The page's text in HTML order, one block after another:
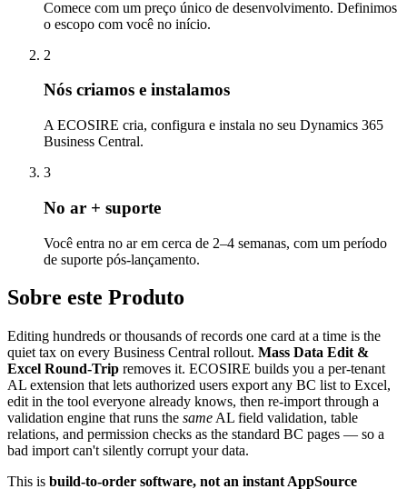
Comece com um preço único de desenvolvimento. Definimos
o escopo com você no início.
2
Nós criamos e instalamos
A ECOSIRE cria, configura e instala no seu Dynamics 365
Business Central.
3
No ar + suporte
Você entra no ar em cerca de 2–4 semanas, com um período
de suporte pós-lançamento.
Sobre este Produto
Editing hundreds or thousands of records one card at a time is the
quiet tax on every Business Central rollout. Mass Data Edit &
Excel Round-Trip removes it. ECOSIRE builds you a per-tenant
AL extension that lets authorized users export any BC list to Excel,
edit in the tool everyone already knows, then re-import through a
validation engine that runs the same AL field validation, table
relations, and permission checks as the standard BC pages — so a
bad import can't silently corrupt your data.
This is build-to-order software, not an instant AppSource